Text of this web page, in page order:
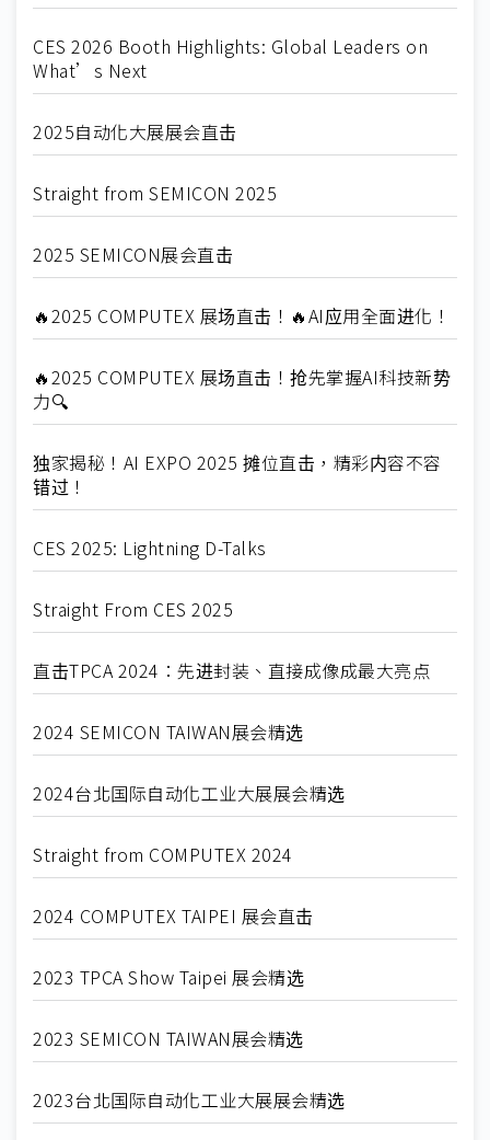
CES 2026 Booth Highlights: Global Leaders on
What’s Next
2025自动化大展展会直击
Straight from SEMICON 2025
2025 SEMICON展会直击
🔥2025 COMPUTEX 展场直击！🔥AI应用全面进化！
🔥2025 COMPUTEX 展场直击！抢先掌握AI科技新势
力🔍
独家揭秘！AI EXPO 2025 摊位直击，精彩内容不容
错过！
CES 2025: Lightning D-Talks
Straight From CES 2025
直击TPCA 2024：先进封装、直接成像成最大亮点
2024 SEMICON TAIWAN展会精选
2024台北国际自动化工业大展展会精选
Straight from COMPUTEX 2024
2024 COMPUTEX TAIPEI 展会直击
2023 TPCA Show Taipei 展会精选
2023 SEMICON TAIWAN展会精选
2023台北国际自动化工业大展展会精选